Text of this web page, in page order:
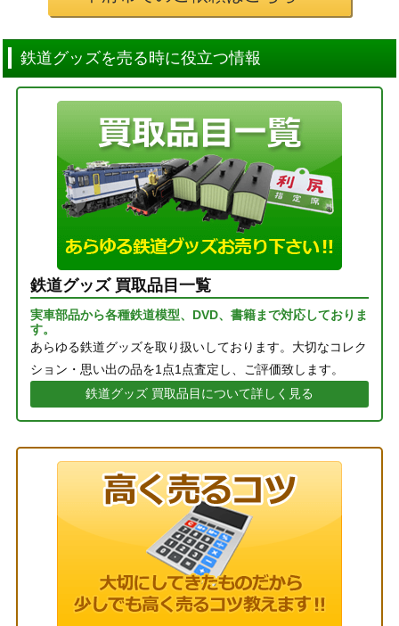
鉄道グッズを売る時に役立つ情報
鉄道グッズ 買取品目一覧
実車部品から各種鉄道模型、DVD、書籍まで対応しておりま
す。
あらゆる鉄道グッズを取り扱いしております。大切なコレク
ション・思い出の品を1点1点査定し、ご評価致します。
鉄道グッズ 買取品目について詳しく見る